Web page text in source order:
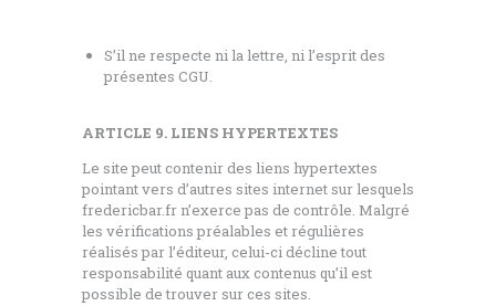
S’il ne respecte ni la lettre, ni l’esprit des
présentes CGU.
ARTICLE 9. LIENS HYPERTEXTES
Le site peut contenir des liens hypertextes
pointant vers d’autres sites internet sur lesquels
fredericbar.fr n’exerce pas de contrôle. Malgré
les vérifications préalables et régulières
réalisés par l’éditeur, celui-ci décline tout
responsabilité quant aux contenus qu’il est
possible de trouver sur ces sites.